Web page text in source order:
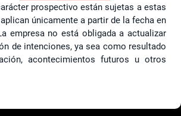
prospectivo están sujetas a estas
únicamente a partir de la fecha en
empresa no está obligada a actualizar
de intenciones, ya sea como resultado
acontecimientos futuros u otros